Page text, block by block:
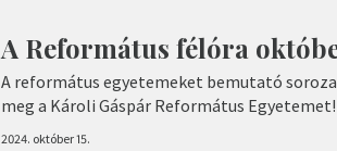
A Református félóra
A református egyetemeket bemutató
meg a Károli Gáspár Református Egyetemet!
2024. október 15.